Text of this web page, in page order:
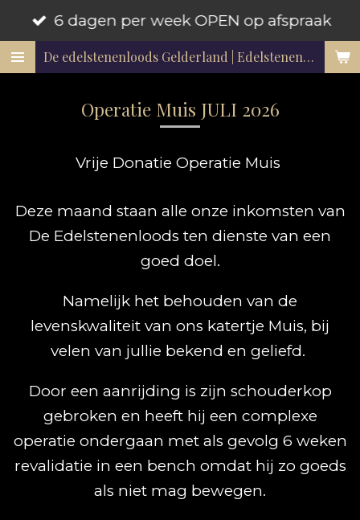
direct
naar
hoofdinhoud
De edelstenenloods Gelderland | Edelstenen en mineralen
6 dagen per week OPEN op afspraak
Operatie Muis JULI 2026
Vrije Donatie Operatie Muis
Deze maand staan alle onze inkomsten van
De Edelstenenloods ten dienste van een
goed doel.
Namelijk het behouden van de
levenskwaliteit van ons katertje Muis, bij
velen van jullie bekend en geliefd.
Door een aanrijding is zijn schouderkop
gebroken en heeft hij een complexe
operatie ondergaan met als gevolg 6 weken
revalidatie in een bench omdat hij zo goeds
als niet mag bewegen.